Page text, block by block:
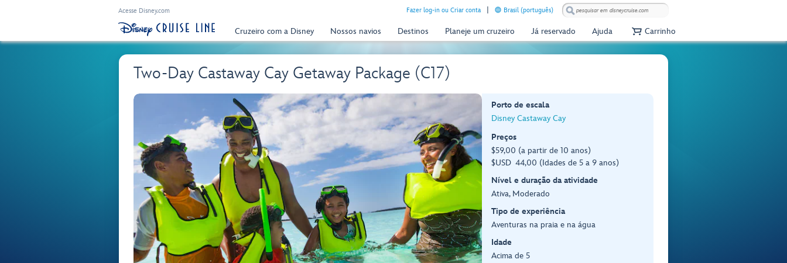
Acesse Disney.com Fazer log-in ou Criar conta Brasil (português)
Cruzeiro com a Disney Nossos navios Destinos Planeje um cruzeiro Já reservado Ajuda Carrinho
Two-Day Castaway Cay Getaway Package (C17)
Porto de escala
Disney Castaway Cay
Preços
$59,00 (a partir de 10 anos)
$USD 44,00 (Idades de 5 a 9 anos)
Nível e duração da atividade
Ativa, Moderado
Tipo de experiência
Aventuras na praia e na água
Idade
Acima de 5